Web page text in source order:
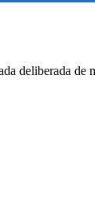
deliberada